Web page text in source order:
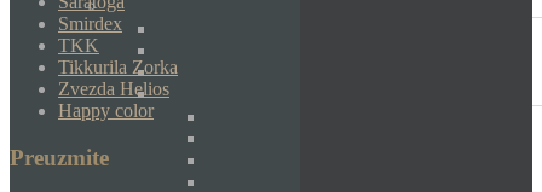
Smirdex
TKK
Tikkurila Zorka
Zvezda Helios
Happy color
Preuzmite